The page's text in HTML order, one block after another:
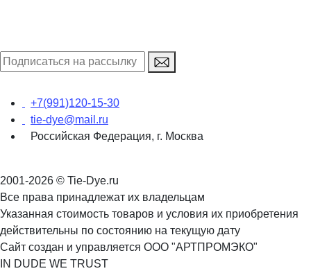
+7(991)120-15-30
tie-dye@mail.ru
Российская Федерация, г. Москва
2001-2026 © Tie-Dye.ru
Все права принадлежат их владельцам
Указанная стоимость товаров и условия их приобретения
действительны по состоянию на текущую дату
Сайт создан и управляется ООО "АРТПРОМЭКО"
IN DUDE WE TRUST